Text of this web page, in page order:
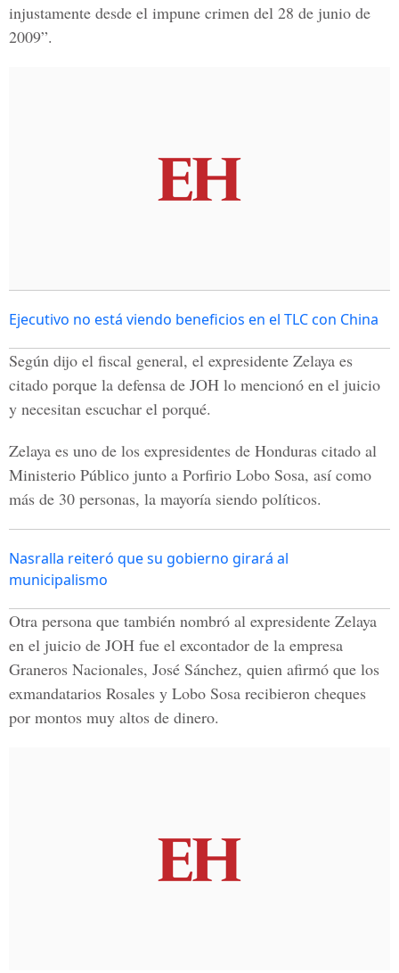
injustamente desde el impune crimen del 28 de junio de
2009”.
Ejecutivo no está viendo beneficios en el TLC con China
Según dijo el fiscal general, el expresidente Zelaya es
citado porque la defensa de JOH lo mencionó en el juicio
y necesitan escuchar el porqué.
Zelaya es uno de los expresidentes de Honduras citado al
Ministerio Público junto a Porfirio Lobo Sosa, así como
más de 30 personas, la mayoría siendo políticos.
Nasralla reiteró que su gobierno girará al
municipalismo
Otra persona que también nombró al expresidente Zelaya
en el juicio de JOH fue el excontador de la empresa
Graneros Nacionales, José Sánchez, quien afirmó que los
exmandatarios Rosales y Lobo Sosa recibieron cheques
por montos muy altos de dinero.